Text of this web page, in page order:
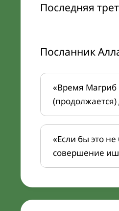
Последняя
«Время Магриб
«Если бы это
совершение